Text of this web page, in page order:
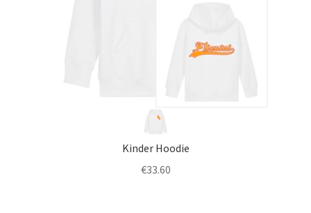
Kinder Hoodie
€33.60